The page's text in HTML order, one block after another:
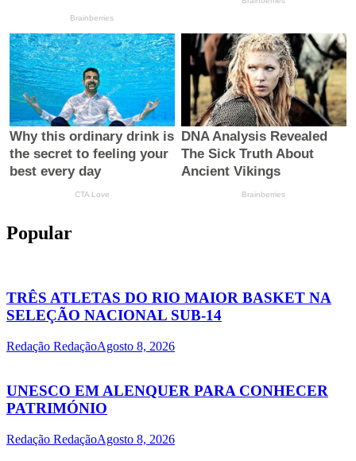
Popular
TRÊS ATLETAS DO RIO MAIOR BASKET NA
SELEÇÃO NACIONAL SUB-14
Redação RedaçãoAgosto 8, 2026
UNESCO EM ALENQUER PARA CONHECER
PATRIMÓNIO
Redação RedaçãoAgosto 8, 2026